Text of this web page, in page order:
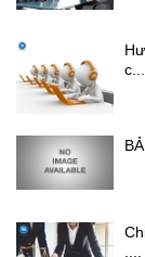
c....